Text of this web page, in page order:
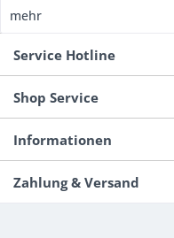
mehr
Service Hotline
Shop Service
Informationen
Zahlung & Versand